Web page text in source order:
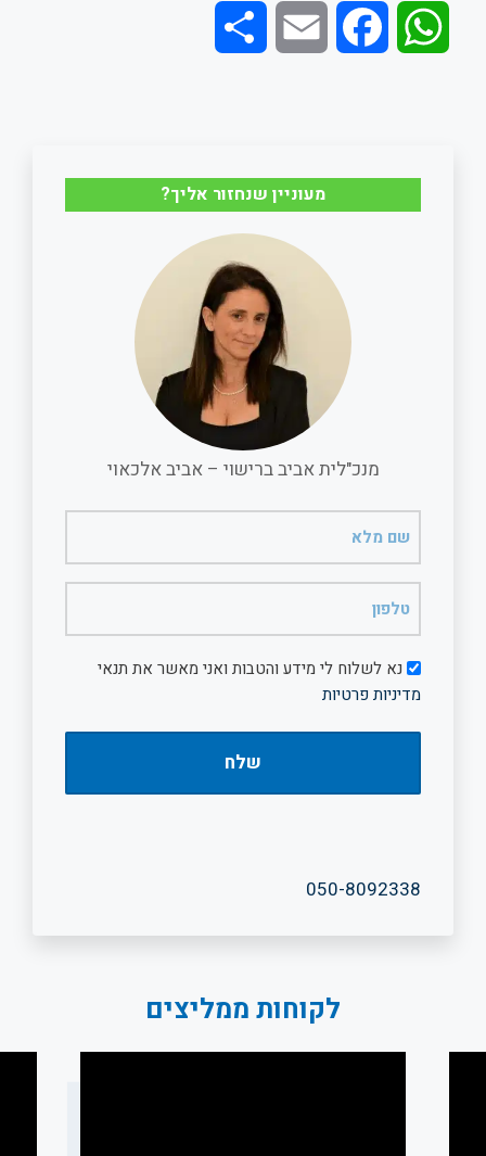
t
e
o
k
i
l
r
e
מעוניין שנחזור אליך?
מנכ"לית אביב ברישוי – אביב אלכאוי
מלא
דיוורנא לשלוח לי מידע והטבות ואני מאשר את תנאי
מדיניות פרטיות
050-8092338
לקוחות ממליצים